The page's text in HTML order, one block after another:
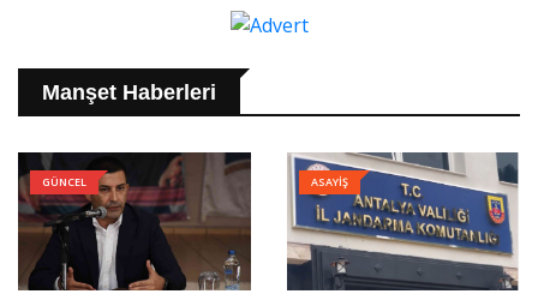
Manşet Haberleri
GÜNCEL ASAYİŞ